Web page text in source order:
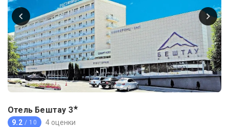
Отель Бештау 3★
9.2 / 10 4 оценки